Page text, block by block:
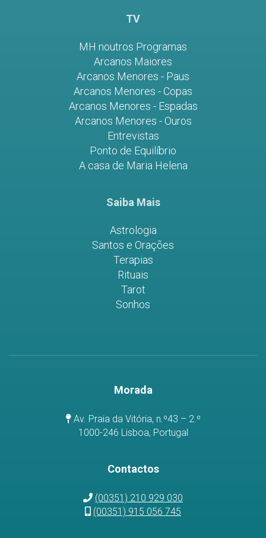
TV
MH noutros Programas
Arcanos Maiores
Arcanos Menores - Paus
Arcanos Menores - Copas
Arcanos Menores - Espadas
Arcanos Menores - Ouros
Entrevistas
Ponto de Equilíbrio
A casa de Maria Helena
Saiba Mais
Astrologia
Santos e Orações
Terapias
Rituais
Tarot
Sonhos
Morada
Av. Praia da Vitória, n.º43 – 2.º
1000-246 Lisboa, Portugal
Contactos
(00351) 210 929 030
(00351) 915 056 745